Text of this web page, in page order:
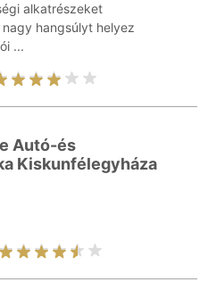
alkatrészeket
hangsúlyt helyez
...
Autó-és
Kiskunfélegyháza